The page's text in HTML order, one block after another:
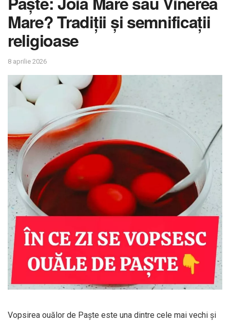
Mare? Tradiții și semnificații
religioase
8 aprilie 2026
Vopsirea ouălor de Paște este una dintre cele mai vechi și